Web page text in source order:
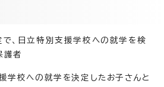
、日立特別支援学校への就学を検
護者
学校への就学を決定したお子さんと